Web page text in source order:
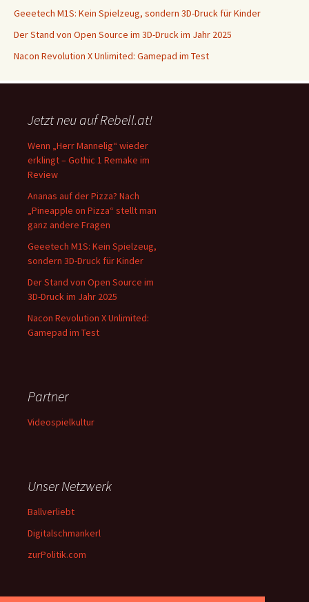
Geeetech M1S: Kein Spielzeug, sondern 3D-Druck für Kinder
Der Stand von Open Source im 3D-Druck im Jahr 2025
Nacon Revolution X Unlimited: Gamepad im Test
Jetzt neu auf Rebell.at!
Wenn „Herr Mannelig“ wieder
erklingt – Gothic 1 Remake im
Review
Ananas auf der Pizza? Nach
„Pineapple on Pizza“ stellt man
ganz andere Fragen
Geeetech M1S: Kein Spielzeug,
sondern 3D-Druck für Kinder
Der Stand von Open Source im
3D-Druck im Jahr 2025
Nacon Revolution X Unlimited:
Gamepad im Test
Partner
Videospielkultur
Unser Netzwerk
Ballverliebt
Digitalschmankerl
zurPolitik.com